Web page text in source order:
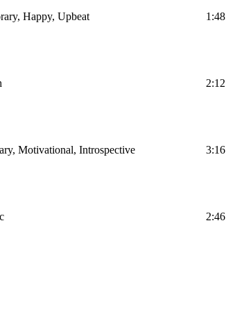
Happy, Upbeat 1:48
2:12
Motivational, Introspective 3:16
2:46